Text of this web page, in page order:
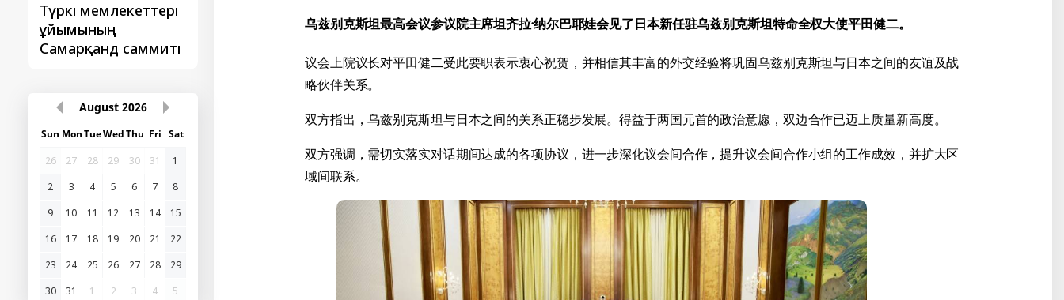
Түркі мемлекеттері
ұйымының
Самарқанд саммиті
Қытай’ бірінші
August 2026
Sun MonTueWedThu Fri Sat
26
27 28 29 30 31
1
2
3 4 5 6 7
8
9
10 11 12 13 14
15
16
17 18 19 20 21
22
23
24 25 26 27 28
29
30
31 1 2 3 4 5
乌兹别克斯坦最高会议参议院主席坦齐拉·纳尔巴耶娃会见了日本新任驻乌兹别克斯坦特命全权大使平田健二。
议会上院议长对平田健二受此要职表示衷心祝贺，并相信其丰富的外交经验将巩固乌兹别克斯坦与日本之间的友谊及战
略伙伴关系。
双方指出，乌兹别克斯坦与日本之间的关系正稳步发展。得益于两国元首的政治意愿，双边合作已迈上质量新高度。
双方强调，需切实落实对话期间达成的各项协议，进一步深化议会间合作，提升议会间合作小组的工作成效，并扩大区
域间联系。